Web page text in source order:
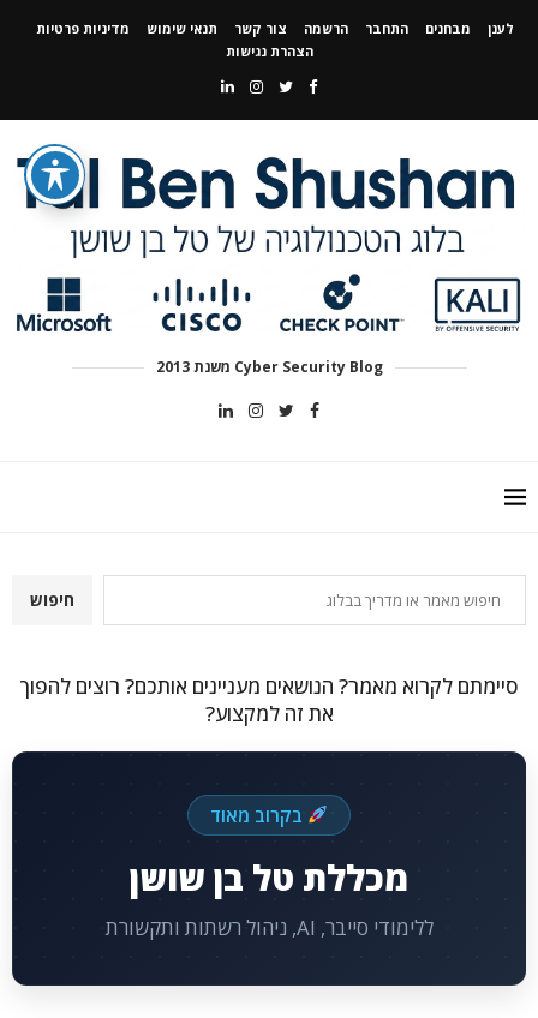
לענן מבחנים התחבר הרשמה צור קשר תנאי שימוש
מדיניות פרטיות
הצהרת נגישות
Cyber Security Blog משנת 2013
חיפוש
סיימתם לקרוא מאמר? הנושאים מעניינים אותכם? רוצים להפוך
את זה למקצוע?
בקרוב מאוד
מכללת טל בן שושן
ללימודי סייבר, AI, ניהול רשתות ותקשורת